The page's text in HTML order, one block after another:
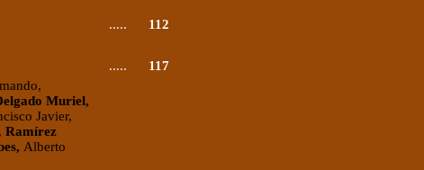
.....
112
.....
117
Muriel,
Javier,
Ramírez
Alberto